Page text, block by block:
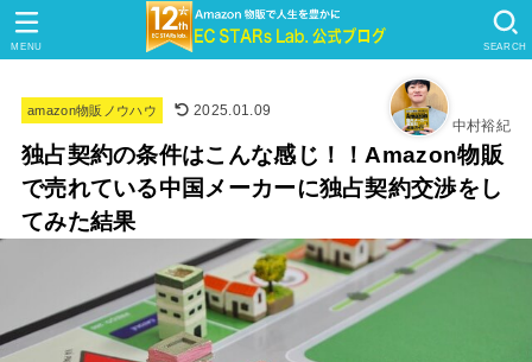
SEARCH
MENU
amazon物販ノウハウ
2025.01.09
中村裕紀
独占契約の条件はこんな感じ！！Amazon物販
で売れている中国メーカーに独占契約交渉をし
てみた結果